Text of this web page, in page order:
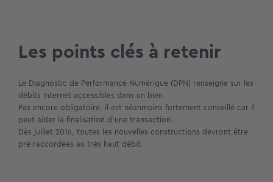
Les points clés à retenir
Le Diagnostic de Performance Numérique (DPN) renseigne sur les
débits Internet accessibles dans un bien.
Pas encore obligatoire, il est néanmoins fortement conseillé car il
peut aider la finalisation d’une transaction.
Dès juillet 2016, toutes les nouvelles constructions devront être
pré-raccordées au très haut débit.